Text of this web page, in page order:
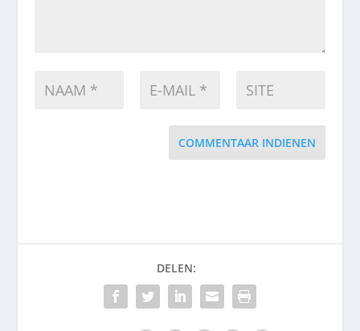
COMMENTAAR INDIENEN
DELEN: